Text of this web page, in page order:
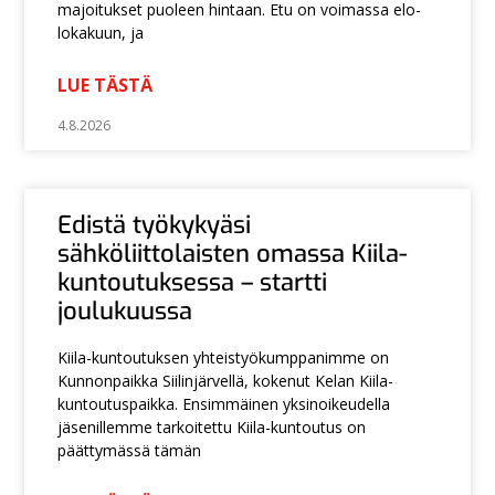
majoitukset puoleen hintaan. Etu on voimassa elo-
lokakuun, ja
LUE TÄSTÄ
4.8.2026
Edistä työkykyäsi
sähköliittolaisten omassa Kiila-
kuntoutuksessa – startti
joulukuussa
Kiila-kuntoutuksen yhteistyökumppanimme on
Kunnonpaikka Siilinjärvellä, kokenut Kelan Kiila-
kuntoutuspaikka. Ensimmäinen yksinoikeudella
jäsenillemme tarkoitettu Kiila-kuntoutus on
päättymässä tämän